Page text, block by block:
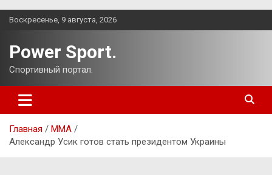
Перейти
Воскресенье, 9 августа, 2026
Power Sport.
Спортивный портал.
Главная
ММА
Александр Усик готов стать президентом Украины